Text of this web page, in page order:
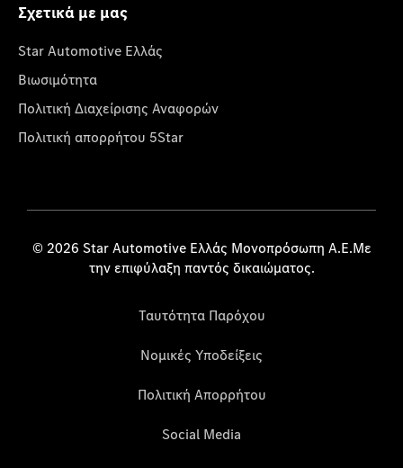
Σχετικά με μας
Star Automotive Ελλάς
Βιωσιμότητα
Πολιτική Διαχείρισης Αναφορών
Πολιτική απορρήτου 5Star
© 2026 Star Automotive Ελλάς Μονοπρόσωπη Α.Ε.Με
την επιφύλαξη παντός δικαιώματος.
Ταυτότητα Παρόχου
Νομικές Υποδείξεις
Πολιτική Απορρήτου
Social Media